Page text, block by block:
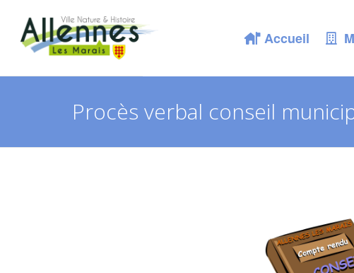
Accueil
Procès verbal conseil